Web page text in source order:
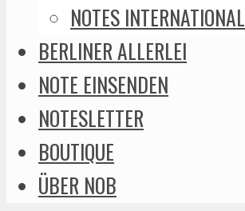
NOTES INTERNATIONAL
BERLINER ALLERLEI
NOTE EINSENDEN
NOTESLETTER
BOUTIQUE
ÜBER NOB